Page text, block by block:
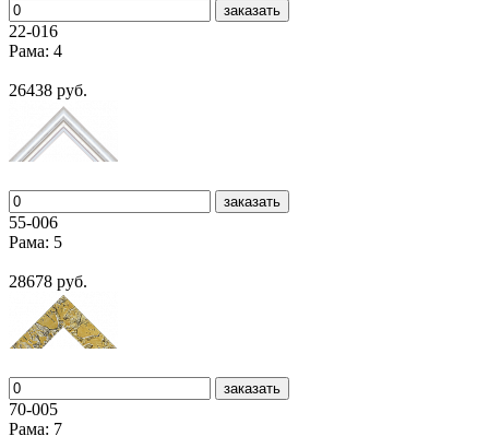
заказать
22-016
Рама: 4
26438 руб.
заказать
55-006
Рама: 5
28678 руб.
заказать
70-005
Рама: 7